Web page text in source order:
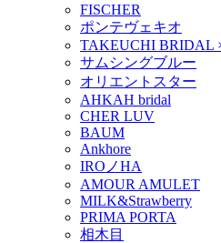
FISCHER
ポンテヴェキオ
TAKEUCHI BRIDAL
サムシングブルー
オリエントスター
AHKAH bridal
CHER LUV
BAUM
Ankhore
IROノHA
AMOUR AMULET
MILK&Strawberry
PRIMA PORTA
相木目